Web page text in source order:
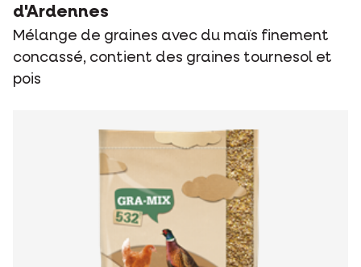
d'Ardennes
Mélange de graines avec du maïs finement
concassé, contient des graines tournesol et
pois